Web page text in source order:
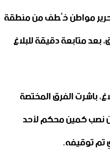
مواطن خُطف من منطقة
بعد متابعة دقيقة للبلاغ
باشرت الفرق المختصة
نصب كمين محكم لأحد
تم توقيفه.